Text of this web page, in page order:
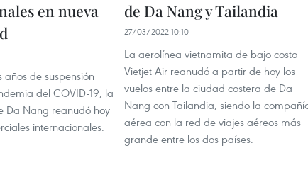
en nueva
años de suspensión
del COVID-19, la
Da Nang reanudó hoy
internacionales.
de Da Nang y Tailandia
27/03/2022 10:10
La aerolínea vietnamita de bajo costo
Vietjet Air reanudó a partir de hoy los
vuelos entre la ciudad costera de Da
Nang con Tailandia, siendo la
aérea con la red de viajes aéreos más
grande entre los dos países.